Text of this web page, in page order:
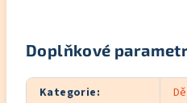
Doplňkové
Kategorie: